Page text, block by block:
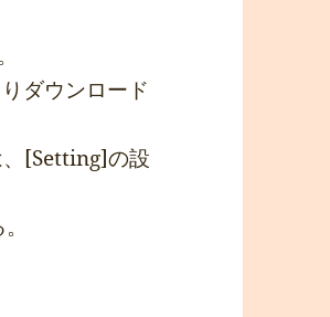
ダウンロード
[Setting]の設